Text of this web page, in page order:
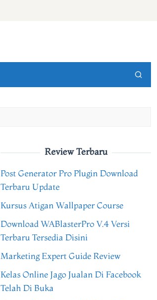
Review Terbaru
Post Generator Pro Plugin Download
Terbaru Update
Kursus Atigan Wallpaper Course
Download WABlasterPro V.4 Versi
Terbaru Tersedia Disini
Marketing Expert Guide Review
Kelas Online Jago Jualan Di Facebook
Telah Di Buka